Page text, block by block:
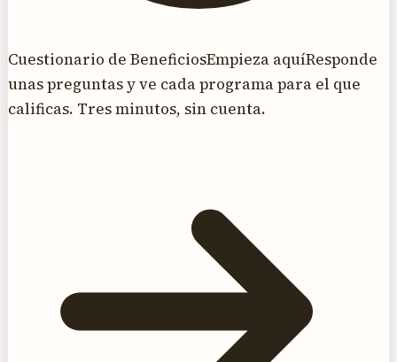
Cuestionario de BeneficiosEmpieza aquíResponde
unas preguntas y ve cada programa para el que
calificas. Tres minutos, sin cuenta.